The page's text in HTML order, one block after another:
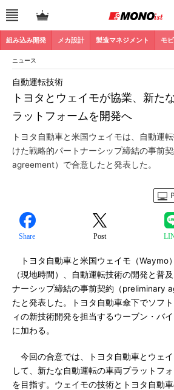
組み込み開発 メカ設計 製造マネジメント モ
ニュース
トヨタとウェイモが協業、新た
ラットフォームを開発へ
自動運転技術
トヨタ自動車と米国ウェイモは、自動運
けた戦略的パートナーシップ締結の事前
agreement）で合意したと発表した。
Share Post
トヨタ自動車と米国ウェイモ（Waymo
（現地時間）、自動運転技術の開発と普
ナーシップ締結の事前契約（preliminary
たと発表した。トヨタ自動車傘下でソフ
ィの新技術開発を担当するウーブン・バ
に加わる。
今回の合意では、トヨタ自動車とウェ
して、新たな自動運転の車両プラットフ
を目指す。ウェイモの技術とトヨタ自動